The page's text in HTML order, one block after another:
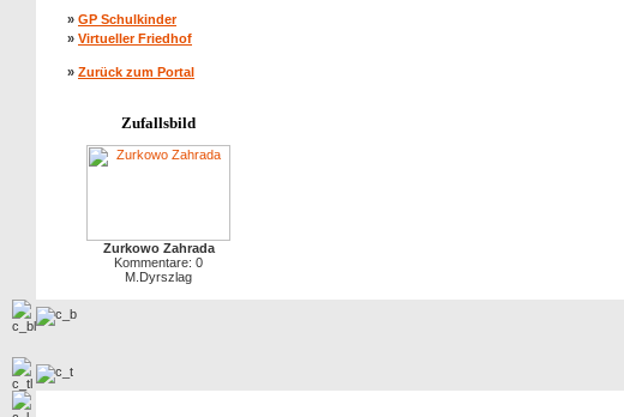
» GP Schulkinder
» Virtueller Friedhof
» Zurück zum Portal
Zufallsbild
Zurkowo Zahrada
Kommentare: 0
M.Dyrszlag